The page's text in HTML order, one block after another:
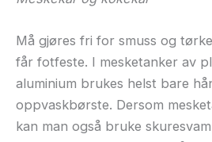
Må gjøres fri for smuss og
får fotfeste. I mesketanker av
aluminium brukes helst bare
oppvaskbørste. Dersom
kan man også bruke